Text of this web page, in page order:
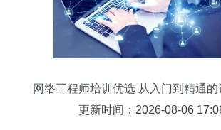
网络工程师培训优选 从入门到精通的
程之路
更新时间：2026-08-06